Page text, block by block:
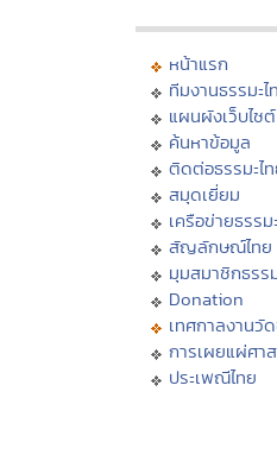
หน้าแรก
ทีมงานธรรมะไ
แผนผังเว็บไซต์
ค้นหาข้อมูล
ติดต่อธรรมะไ
สมุดเยี่ยม
เครือข่ายธรรมะ
สัญลักษณ์ไทย
มุมสมาชิกธรร
Donation
เทศกาลงานวั
การเผยแผ่ศา
ประเพณีไทย